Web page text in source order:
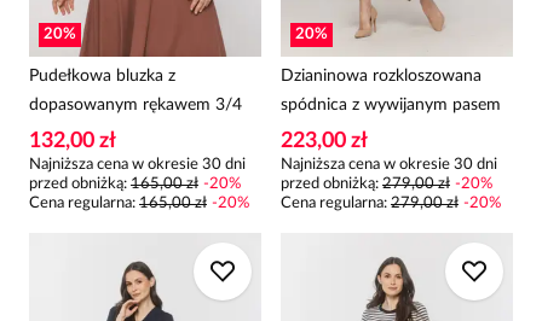
20%
Pudełkowa bluzka z
dopasowanym rękawem 3/4
132,00 zł
Najniższa cena w okresie 30 dni
przed obniżką: 165,00 zł -20%
Cena regularna: 165,00 zł -20%
20%
Dzianinowa rozkloszowana
spódnica z wywijanym pasem
223,00 zł
Najniższa cena w okresie 30 dni
przed obniżką: 279,00 zł -20%
Cena regularna: 279,00 zł -20%